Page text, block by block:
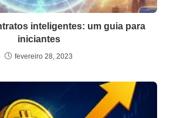
inteligentes: um guia para
iniciantes
fevereiro 28, 2023